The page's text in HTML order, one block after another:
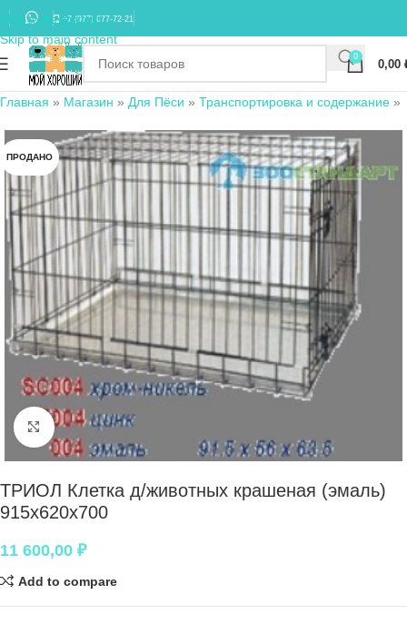
Skip to navigation
Skip to main content
+7 (977) 677-72-21
0
0,00
Главная » Магазин » Для Пёси » Транспортировка и содержание »
ПРОДАНО
Нажмите, чтобы увеличить
ТРИОЛ Клетка д/животных крашеная (эмаль)
915х620х700
11 600,00 ₽
Add to compare